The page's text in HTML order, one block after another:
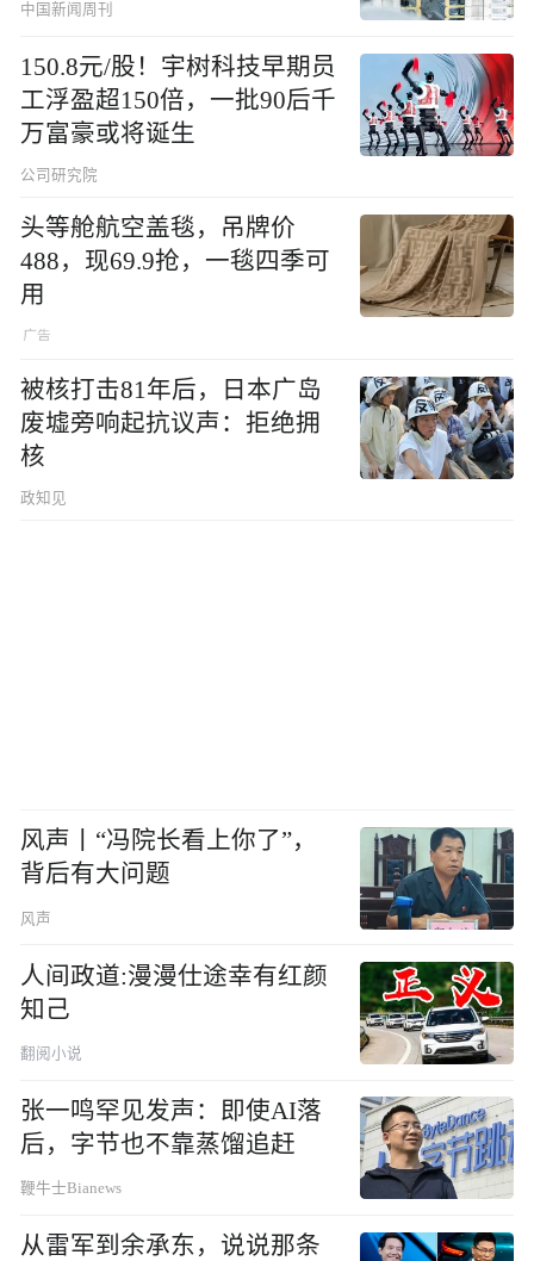
中国新闻周刊
150.8元/股！宇树科技早期员
工浮盈超150倍，一批90后千
万富豪或将诞生
公司研究院
头等舱航空盖毯，吊牌价
488，现69.9抢，一毯四季可
用
被核打击81年后，日本广岛
废墟旁响起抗议声：拒绝拥
核
政知见
风声丨“冯院长看上你了”，
背后有大问题
风声
人间政道:漫漫仕途幸有红颜
知己
翻阅小说
张一鸣罕见发声：即使AI落
后，字节也不靠蒸馏追赶
鞭牛士Bianews
从雷军到余承东，说说那条